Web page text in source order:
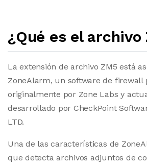
¿Qué es el archivo
La extensión de archivo ZM5 está
ZoneAlarm, un software de firewall
originalmente por Zone Labs y
desarrollado por CheckPoint
LTD.
Una de las características de
que detecta archivos adjuntos de